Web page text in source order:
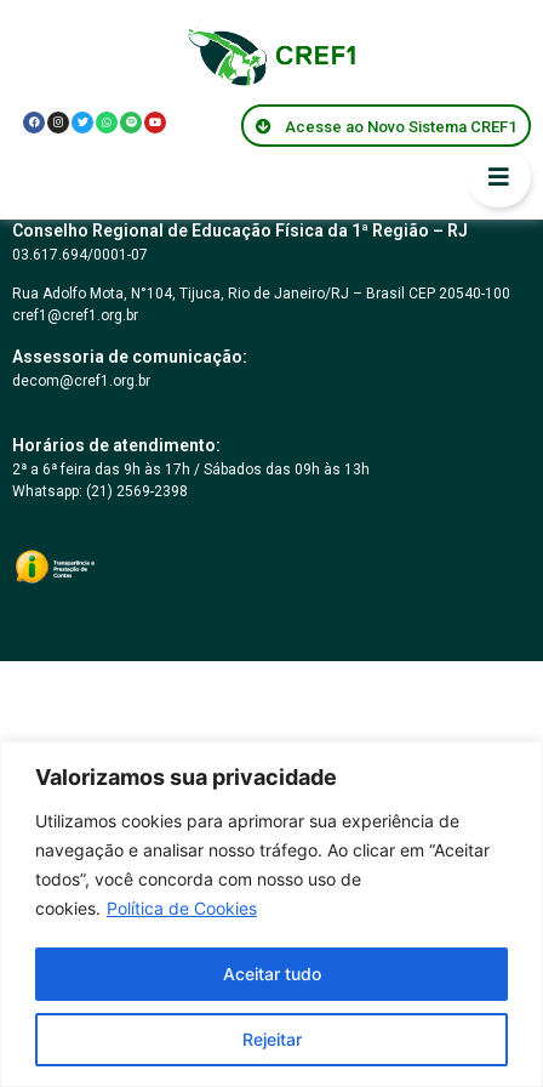
Valorizamos sua privacidade
Utilizamos cookies para aprimorar sua experiência de
navegação e analisar nosso tráfego. Ao clicar em “Aceitar
todos”, você concorda com nosso uso de
cookies. Política de Cookies
Rejeitar
Aceitar tudo
Acesse ao Novo Sistema CREF1
Lei Estadual Nº
4.978
Conselho Regional de Educação Física da 1ª Região – RJ
03.617.694/0001-07
Rua Adolfo Mota, N°104, Tijuca, Rio de Janeiro/RJ – Brasil CEP 20540-100
cref1@cref1.org.br
Assessoria de comunicação:
decom@cref1.org.br
Horários de atendimento:
2ª a 6ª feira das 9h às 17h / Sábados das 09h às 13h
Whatsapp: (21) 2569-2398